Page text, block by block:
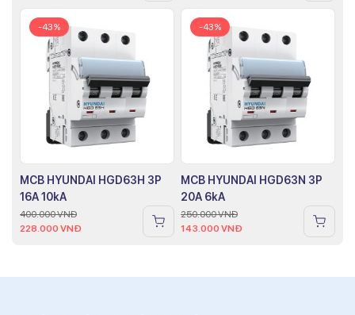
-43%
MCB HYUNDAI HGD63H 3P
16A 10kA
400.000VNĐ
228.000 VNĐ
-43%
MCB HYUNDAI HGD63N 3P
20A 6kA
250.000VNĐ
143.000 VNĐ